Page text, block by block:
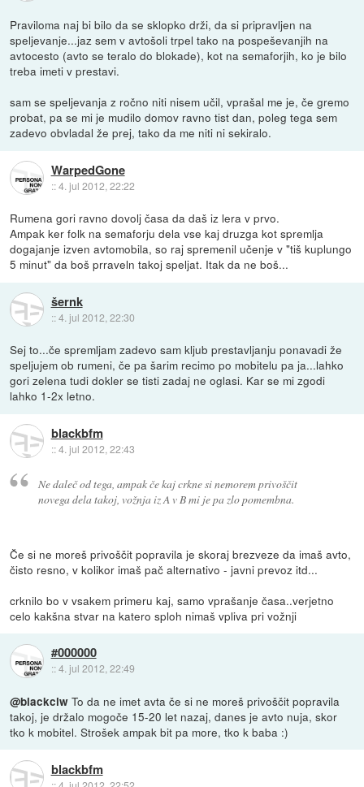
Praviloma naj bi bilo da se sklopko drži, da si pripravljen na
speljevanje...jaz sem v avtošoli trpel tako na pospeševanjih na
avtocesto (avto se teralo do blokade), kot na semaforjih, ko je bilo
treba imeti v prestavi.
sam se speljevanja z ročno niti nisem učil, vprašal me je, če gremo
probat, pa se mi je mudilo domov ravno tist dan, poleg tega sem
zadevo obvladal že prej, tako da me niti ni sekiralo.
WarpedGone
::4. jul 2012, 22:22
Rumena gori ravno dovolj časa da daš iz lera v prvo.
Ampak ker folk na semaforju dela vse kaj druzga kot spremlja
dogajanje izven avtomobila, so raj spremenil učenje v "tiš kuplungo
5 minut" da boš prraveln takoj speljat. Itak da ne boš...
šernk
::4. jul 2012, 22:30
Sej to...če spremljam zadevo sam kljub prestavljanju ponavadi že
speljujem ob rumeni, če pa šarim recimo po mobitelu pa ja...lahko
gori zelena tudi dokler se tisti zadaj ne oglasi. Kar se mi zgodi
lahko 1-2x letno.
blackbfm
::4. jul 2012, 22:43
Ne daleč od tega, ampak če kaj crkne si nemorem privoščit
novega dela takoj, vožnja iz A v B mi je pa zlo pomembna.
Če si ne moreš privoščit popravila je skoraj brezveze da imaš avto,
čisto resno, v kolikor imaš pač alternativo - javni prevoz itd...
crknilo bo v vsakem primeru kaj, samo vprašanje časa..verjetno
celo kakšna stvar na katero sploh nimaš vpliva pri vožnji
#000000
::4. jul 2012, 22:49
@blackclwTo da ne imet avta če si ne moreš privoščit popravila
takoj, je držalo mogoče 15-20 let nazaj, danes je avto nuja, skor
tko k mobitel. Strošek ampak bit pa more, tko k baba :)
blackbfm